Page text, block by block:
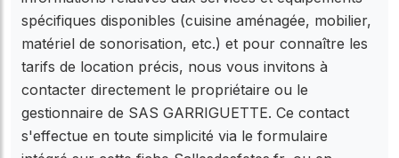
spécifiques disponibles (cuisine aménagée, mobilier,
matériel de sonorisation, etc.) et pour connaître les
tarifs de location précis, nous vous invitons à
contacter directement le propriétaire ou le
gestionnaire de SAS GARRIGUETTE. Ce contact
s'effectue en toute simplicité via le formulaire